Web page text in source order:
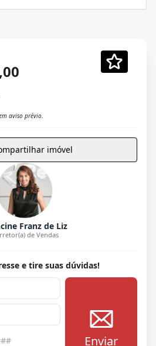
aviso prévio.
imóvel
Franz de Liz
de Vendas
e tire suas dúvidas!
Enviar